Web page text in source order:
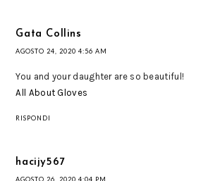
Gata Collins
AGOSTO 24, 2020 4:56 AM
You and your daughter are so beautiful!
All About Gloves
RISPONDI
hacijy567
AGOSTO 26, 2020 4:04 PM